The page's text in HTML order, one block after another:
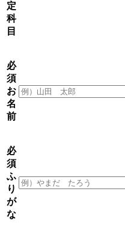
定
科
目
必
須
お
名
前
必
須
ふ
り
が
な